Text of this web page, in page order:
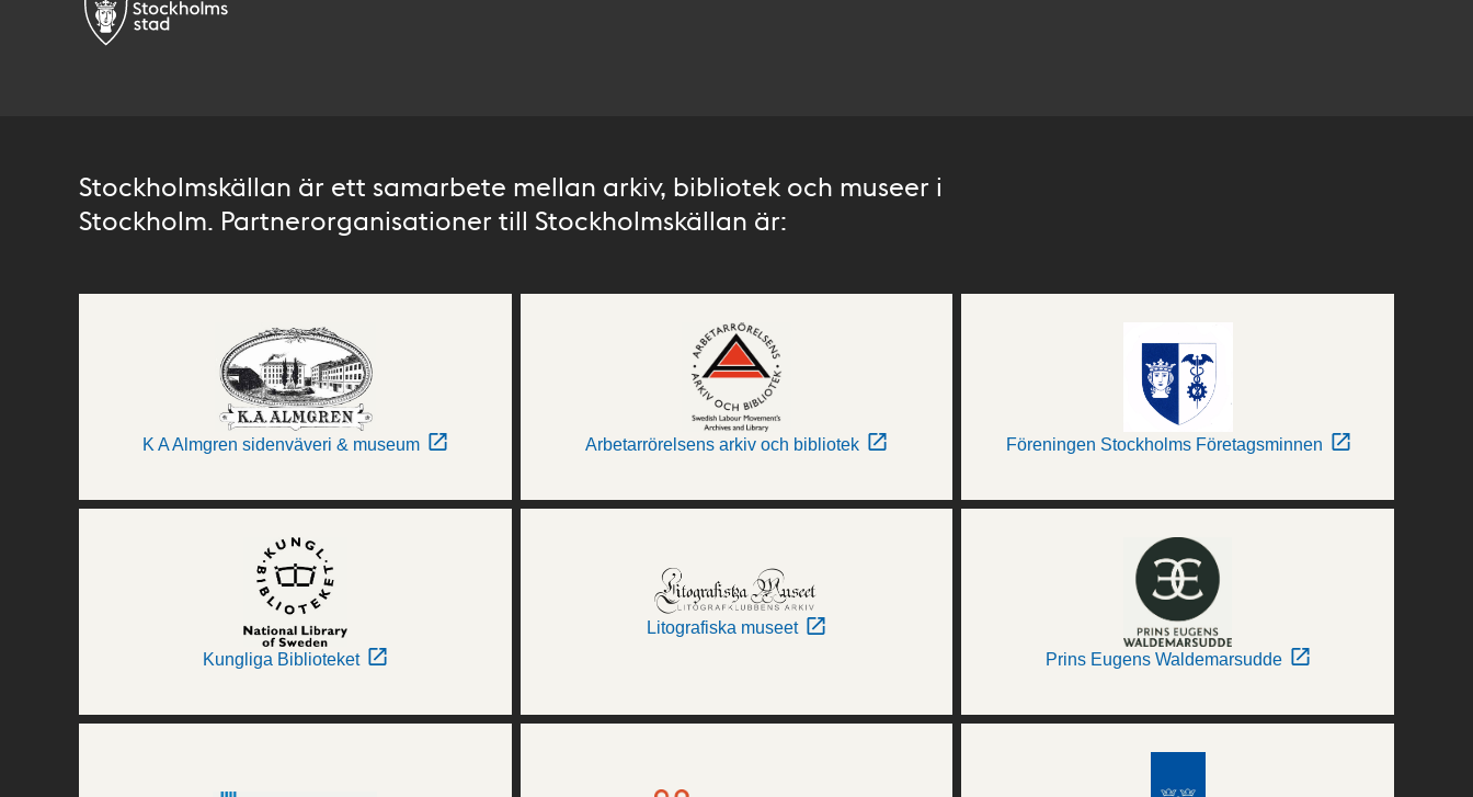
Stockholmskällan är ett samarbete mellan arkiv, bibliotek och museer i
Stockholm. Partnerorganisationer till Stockholmskällan är:
K A Almgren sidenväveri & museum Arbetarrörelsens arkiv och bibliotek Föreningen Stockholms Företagsminnen
Kungliga Biblioteket
Litografiska museet
Prins Eugens Waldemarsudde